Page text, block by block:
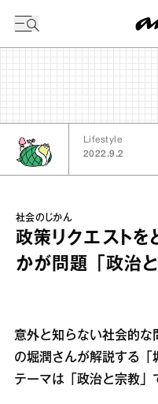
Lifestyle
2022.9.2
社会のじかん
政策リクエスト
かが問題 「政治
意外と知らない社会的な
の堀潤さんが解説する「
テーマは「政治と宗教」